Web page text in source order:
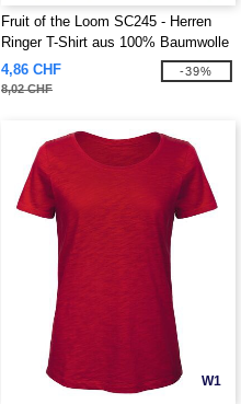
Fruit of the Loom SC245 - Herren
Ringer T-Shirt aus 100% Baumwolle
4,86 CHF
8,02 CHF
-39%
W1